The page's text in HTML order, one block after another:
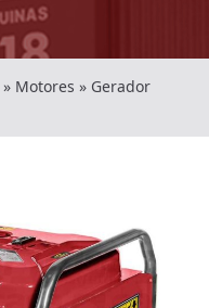
» Motores » Gerador